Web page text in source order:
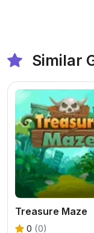
Similar
Treasure Maze
0 (0)